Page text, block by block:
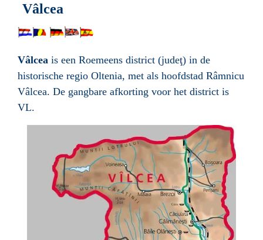
Vâlcea
Vâlcea is een Roemeens district (judeţ) in de
historische regio Oltenia, met als hoofdstad Râmnicu
Vâlcea. De gangbare afkorting voor het district is
VL.